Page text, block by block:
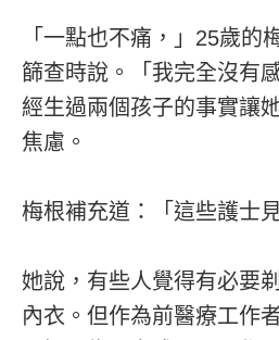
「一點也不痛，」25歲的
篩查時說。「我完全沒有
經生過兩個孩子的事實讓
焦慮。
梅根補充道：「這些護士
她說，有些人覺得有必要
內衣。但作為前醫療工作